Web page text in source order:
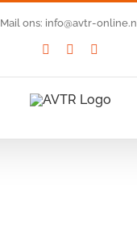
Mail ons: info@avtr-online.nl
YouTubeLinkedIn